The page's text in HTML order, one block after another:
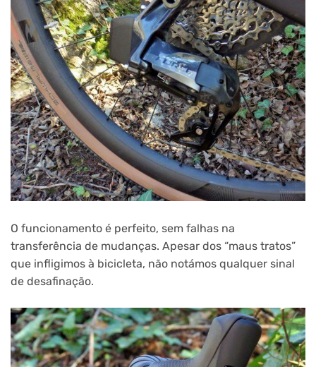
O funcionamento é perfeito, sem falhas na
transferência de mudanças. Apesar dos “maus tratos”
que infligimos à bicicleta, não notámos qualquer sinal
de desafinação.